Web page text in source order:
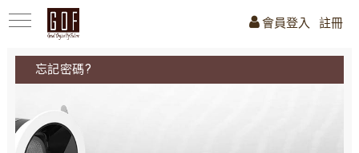
會員登入 註冊
忘記密碼?